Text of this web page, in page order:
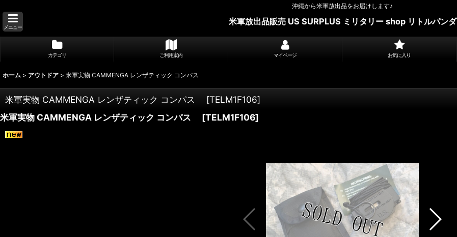
沖縄から米軍放出品をお届けします♪
メニュー
米軍放出品販売 US SURPLUS ミリタリー shop リトルパンダ
カテゴリ ご利用案内 マイページ お気に入り
ホーム > アウトドア > 米軍実物 CAMMENGA レンザティック コンパス
米軍実物 CAMMENGA レンザティック コンパス [TELM1F106]
米軍実物 CAMMENGA レンザティック コンパス
[TELM1F106]